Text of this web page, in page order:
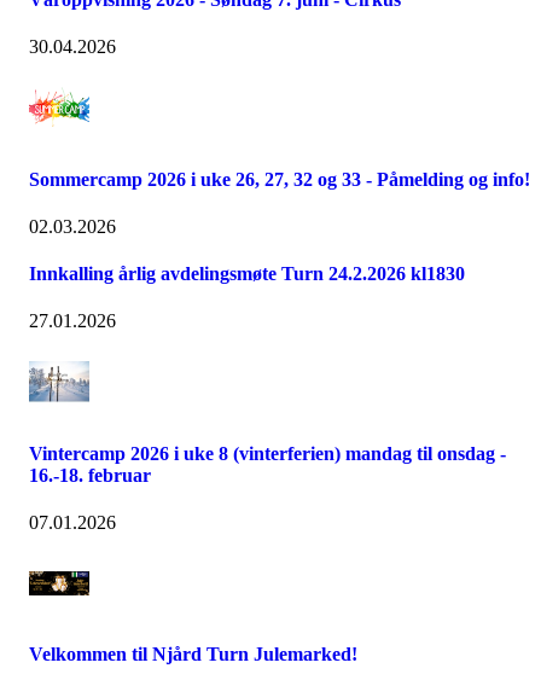
30.04.2026
Sommercamp 2026 i uke 26, 27, 32 og 33 - Påmelding og info!
02.03.2026
Innkalling årlig avdelingsmøte Turn 24.2.2026 kl1830
27.01.2026
Vintercamp 2026 i uke 8 (vinterferien) mandag til onsdag -
16.-18. februar
07.01.2026
Velkommen til Njård Turn Julemarked!